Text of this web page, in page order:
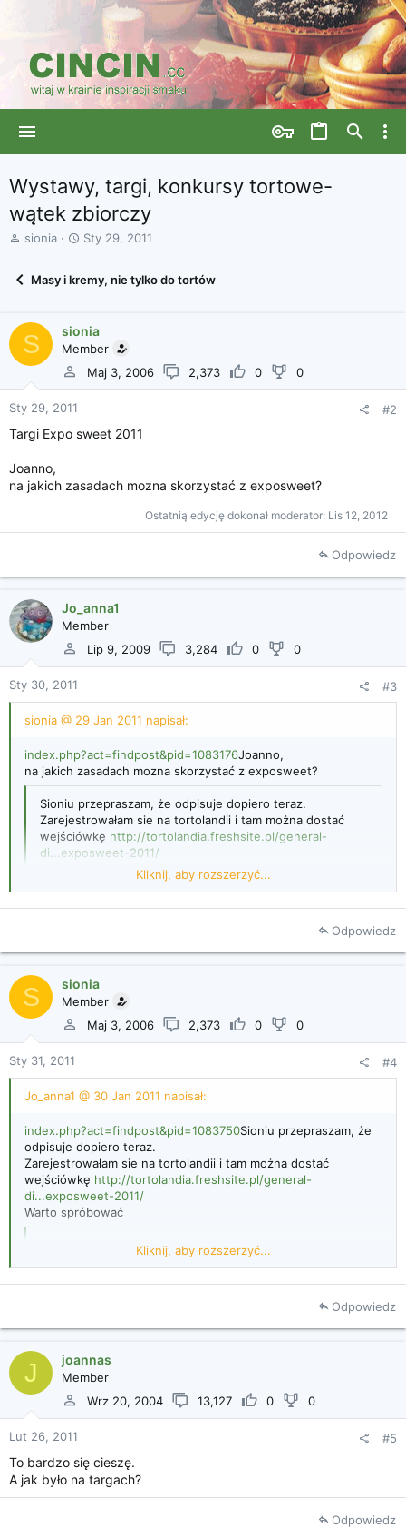
Wystawy, targi, konkursy tortowe-
wątek zbiorczy
A
ą
t
k
sionia
D
a
z
p
o
c
Sty 29, 2011
Masy i kremy, nie tylko do tortów
S sionia
Member
Maj 3, 2006
2,373 0 0
Sty 29, 2011 #2
Targi Expo sweet 2011
Joanno,
na jakich zasadach mozna skorzystać z exposweet?
Ostatnią edycję dokonał moderator: Lis 12, 2012
Odpowiedz
Jo_anna1
Member
Lip 9, 2009
3,284 0 0
Sty 30, 2011 #3
sionia @ 29 Jan 2011 napisał:
index.php?act=findpost&pid=1083176Joanno,
na jakich zasadach mozna skorzystać z exposweet?
Sioniu przepraszam, że odpisuje dopiero teraz.
Zarejestrowałam sie na tortolandii i tam można dostać
wejściówkę http://tortolandia.freshsite.pl/general-
di...exposweet-2011/
Warto spróbowaćKliknij, aby rozszerzyć...
Odpowiedz
S sionia
Member
Maj 3, 2006
2,373 0 0
Sty 31, 2011 #4
Jo_anna1 @ 30 Jan 2011 napisał:
index.php?act=findpost&pid=1083750Sioniu przepraszam, że
odpisuje dopiero teraz.
Zarejestrowałam sie na tortolandii i tam można dostać
wejściówkę http://tortolandia.freshsite.pl/general-
di...exposweet-2011/
Warto spróbować
Kliknij, aby rozszerzyć...
Odpowiedz
J joannas
Member
Wrz 20, 2004
13,127 0 0
Lut 26, 2011 #5
To bardzo się cieszę.
A jak było na targach?
Odpowiedz